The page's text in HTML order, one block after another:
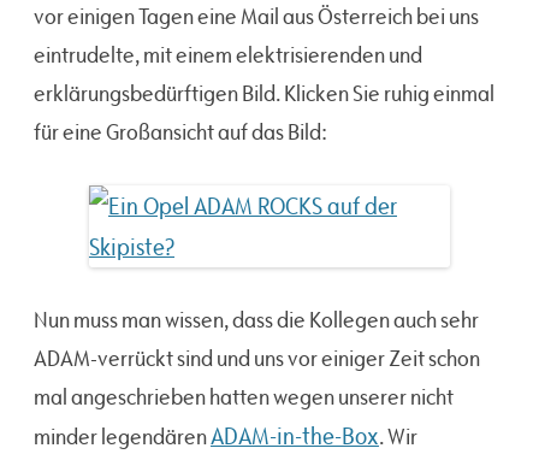
vor einigen Tagen eine Mail aus Österreich bei uns
eintrudelte, mit einem elektrisierenden und
erklärungsbedürftigen Bild. Klicken Sie ruhig einmal
für eine Großansicht auf das Bild:
Nun muss man wissen, dass die Kollegen auch sehr
ADAM-verrückt sind und uns vor einiger Zeit schon
mal angeschrieben hatten wegen unserer nicht
minder legendärenADAM-in-the-Box. Wir